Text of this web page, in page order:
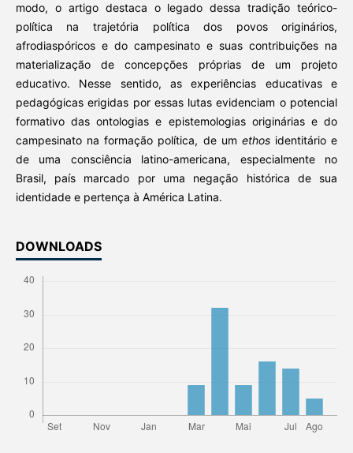
modo, o artigo destaca o legado dessa tradição teórico-
política na trajetória
política dos povos originários,
afrodiaspóricos e do campesinato e suas contribuições na
materialização de concepções próprias de um projeto
educativo. Nesse sentido, as experiências educativas e
pedagógicas erigidas por essas lutas evidenciam o potencial
formativo das ontologias e epistemologias originárias e do
campesinato na formação política, de um ethos identitário e
de uma consciência latino-americana, especialmente no
Brasil, país marcado por uma negação histórica de sua
identidade e pertença à América Latina.
DOWNLOADS